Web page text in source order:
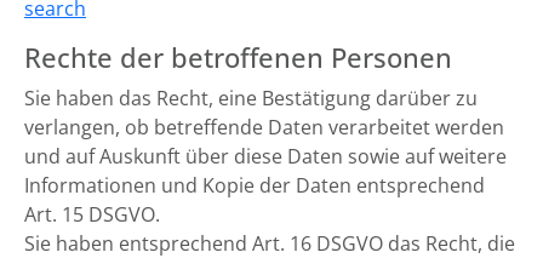
search
Rechte der betroffenen Personen
Sie haben das Recht, eine Bestätigung darüber zu
verlangen, ob betreffende Daten verarbeitet werden
und auf Auskunft über diese Daten sowie auf weitere
Informationen und Kopie der Daten entsprechend
Art. 15 DSGVO.
Sie haben entsprechend Art. 16 DSGVO das Recht, die